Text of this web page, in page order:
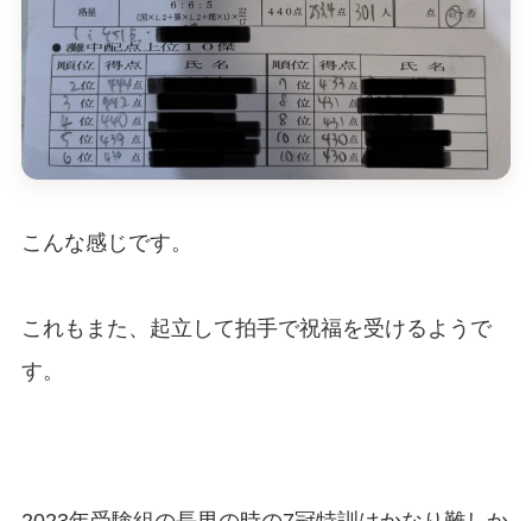
こんな感じです。
これもまた、起立して拍手で祝福を受けるようで
す。